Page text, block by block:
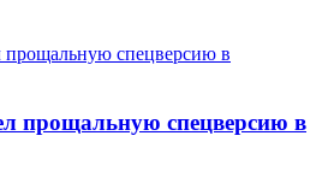
прощальную спецверсию в